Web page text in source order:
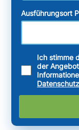
Ausführungsort
Ich stimme
der